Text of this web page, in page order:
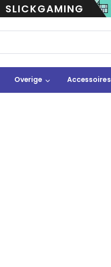
SLICKGAMING
Overige Accessoires